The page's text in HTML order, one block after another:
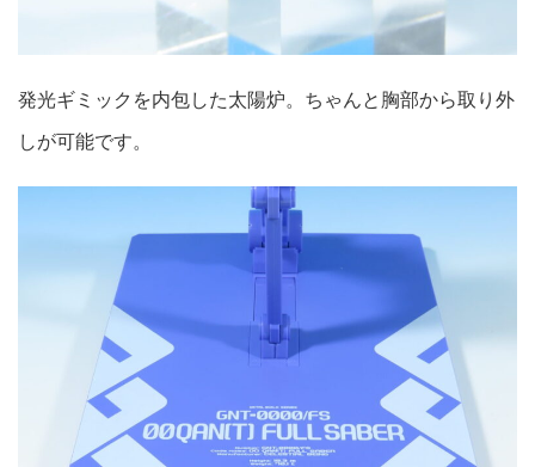
発光ギミックを内包した太陽炉。ちゃんと胸部から取り外
しが可能です。